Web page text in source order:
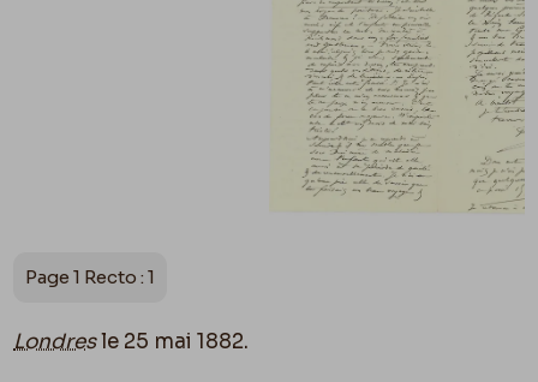
Page 1 Recto : 1
Londresle 25 mai 1882.